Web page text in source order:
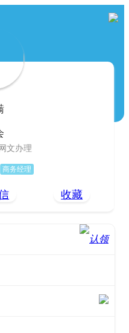
文办理
商务经理
收藏